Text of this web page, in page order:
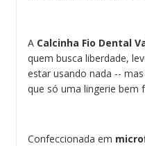
A Calcinha Fio Dental
quem busca liberdade,
estar usando nada --
que só uma lingerie bem
Confeccionada em